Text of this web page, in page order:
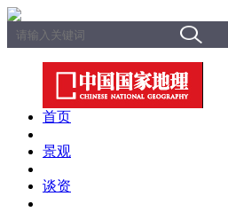
首页
景观
谈资